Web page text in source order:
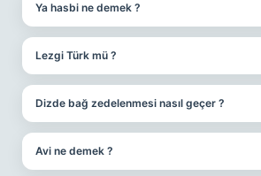
Ya hasbi ne demek ?
Lezgi Türk mü ?
Dizde bağ zedelenmesi nasıl geçer ?
Avi ne demek ?